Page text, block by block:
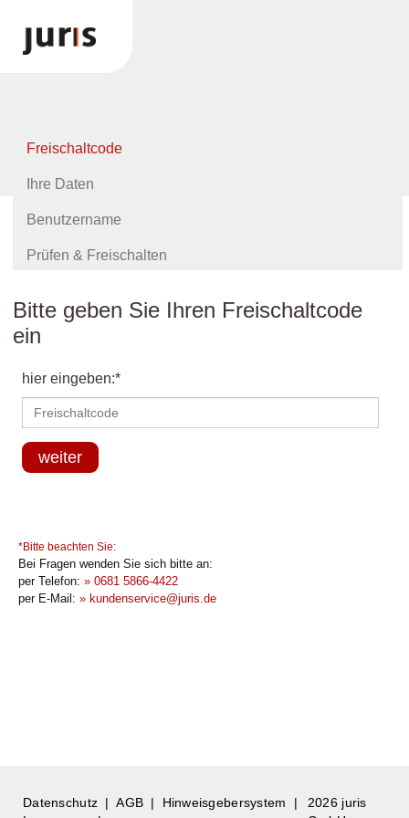
Freischaltcode
Ihre Daten
Benutzername
Prüfen & Freischalten
Bitte geben Sie Ihren Freischaltcode
ein
hier eingeben:*
weiter
*Bitte beachten Sie:
Bei Fragen wenden Sie sich bitte an:
per Telefon:
0681 5866-4422
per E-Mail:
kundenservice@juris.de
Datenschutz AGB
Hinweisgebersystem
2026 juris